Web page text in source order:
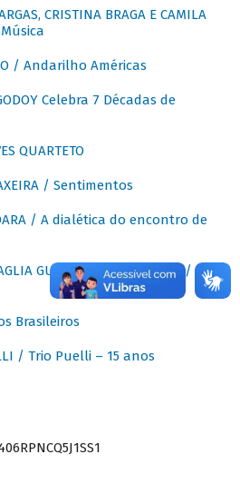
CRISTINA BRAGA E CAMILA
/ Andarilho Américas
Celebra 7 Décadas de
QUARTETO
/ Sentimentos
/ A dialética do encontro de
GUITAR QUARTET (QGQ) /
Brasileiros
/ Trio Puelli – 15 anos